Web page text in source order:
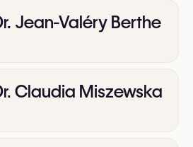
Jean-Valéry Berthe
Claudia Miszewska